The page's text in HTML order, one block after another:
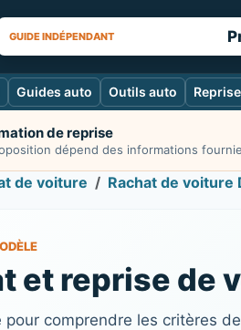
GUIDE INDÉPENDANT
Guides auto Outils auto
de reprise
dépend des informations
de voiture Rachat de voiture
et reprise de
pour comprendre les critères